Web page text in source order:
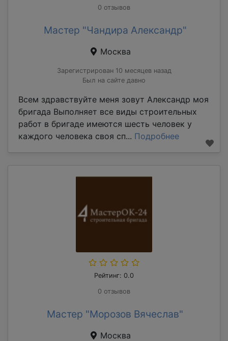
0 отзывов
Мастер "Чандира Александр"
Москва
Зарегистрирован 10 месяцев назад
Был на сайте давно
Всем здравствуйте меня зовут Александр моя
бригада Выполняет все виды строительных
работ в бригаде имеются шесть человек у
каждого человека своя сп... Подробнее
Рейтинг: 0.0
0 отзывов
Мастер "Морозов Вячеслав"
Москва